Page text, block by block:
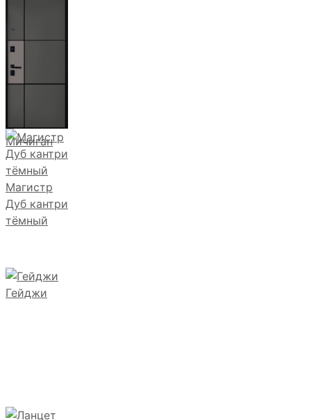
Мичиган
Магистр
Дуб кантри
тёмный
Гейджи